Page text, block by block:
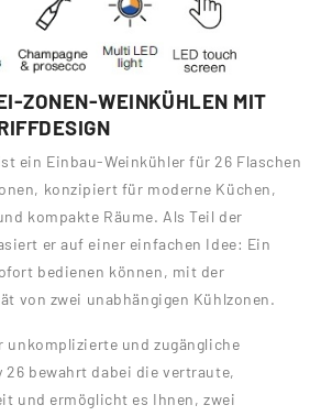
ZONEN-WEINKÜHLEN MIT
ein Einbau-Weinkühler für 26 Flaschen
konzipiert für moderne Küchen,
kompakte Räume. Als Teil der
er auf einer einfachen Idee: Ein
bedienen können, mit der
von zwei unabhängigen Kühlzonen.
unkomplizierte und zugängliche
26 bewahrt dabei die vertraute,
und ermöglicht es Ihnen, zwei